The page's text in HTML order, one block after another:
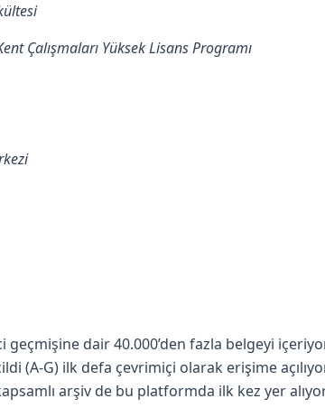
Çalışmaları Yüksek Lisans Programı
dair 40.000’den fazla belgeyi
(A-G) ilk defa çevrimiçi olarak erişime
arşiv de bu platformda ilk kez yer